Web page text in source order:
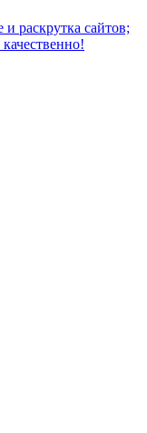
и раскрутка сайтов;